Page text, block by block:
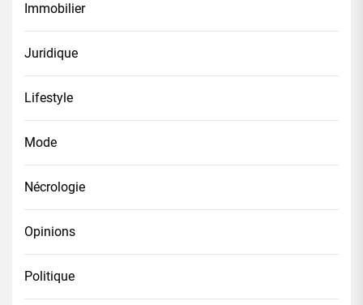
Immobilier
Juridique
Lifestyle
Mode
Nécrologie
Opinions
Politique